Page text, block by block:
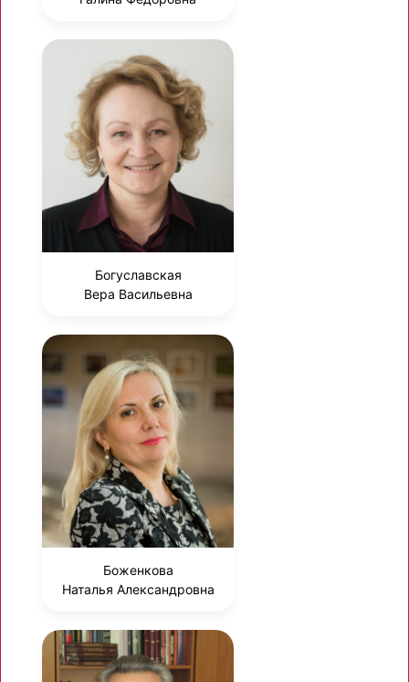
Богуславская
Вера Васильевна
Боженкова
Наталья Александровна